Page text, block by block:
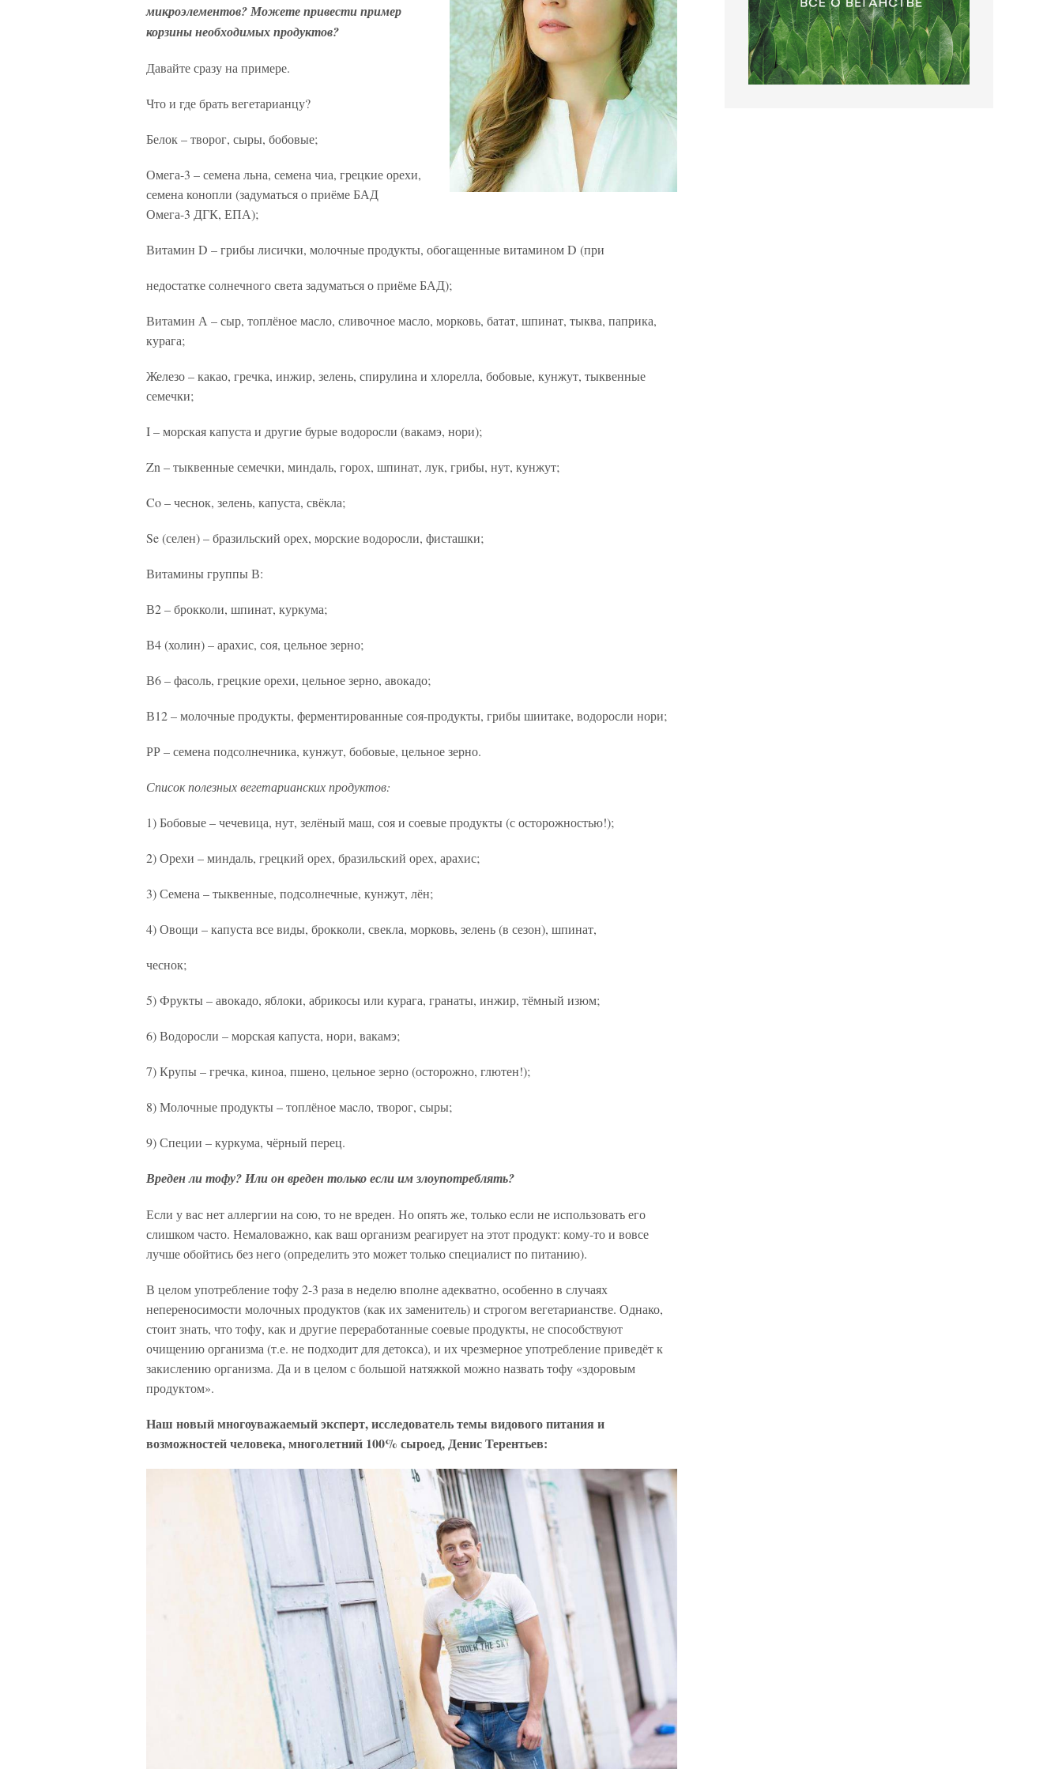
микроэлементов? Можете привести пример
корзины необходимых продуктов?
Давайте сразу на примере.
Что и где брать вегетарианцу?
Белок – творог, сыры, бобовые;
Омега-3 – семена льна, семена чиа, грецкие орехи,
семена конопли (задуматься о приёме БАД
Омега-3 ДГК, ЕПА);
Витамин D – грибы лисички, молочные продукты, обогащенные витамином D (при
недостатке солнечного света задуматься о приёме БАД);
Витамин А – сыр, топлёное масло, сливочное масло, морковь, батат, шпинат, тыква, паприка,
курага;
Железо – какао, гречка, инжир, зелень, спирулина и хлорелла, бобовые, кунжут, тыквенные
семечки;
I – морская капуста и другие бурые водоросли (вакамэ, нори);
Zn – тыквенные семечки, миндаль, горох, шпинат, лук, грибы, нут, кунжут;
Co – чеснок, зелень, капуста, свёкла;
Se (селен) – бразильский орех, морские водоросли, фисташки;
Витамины группы В:
В2 – брокколи, шпинат, куркума;
В4 (холин) – арахис, соя, цельное зерно;
В6 – фасоль, грецкие орехи, цельное зерно, авокадо;
В12 – молочные продукты, ферментированные соя-продукты, грибы шиитаке, водоросли нори;
РР – семена подсолнечника, кунжут, бобовые, цельное зерно.
Список полезных вегетарианских продуктов:
1) Бобовые – чечевица, нут, зелёный маш, соя и соевые продукты (с осторожностью!);
2) Орехи – миндаль, грецкий орех, бразильский орех, арахис;
3) Семена – тыквенные, подсолнечные, кунжут, лён;
4) Овощи – капуста все виды, брокколи, свекла, морковь, зелень (в сезон), шпинат,
чеснок;
5) Фрукты – авокадо, яблоки, абрикосы или курага, гранаты, инжир, тёмный изюм;
6) Водоросли – морская капуста, нори, вакамэ;
7) Крупы – гречка, киноа, пшено, цельное зерно (осторожно, глютен!);
8) Молочные продукты – топлёное маcло, творог, сыры;
9) Специи – куркума, чёрный перец.
Вреден ли тофу? Или он вреден только если им злоупотреблять?
Если у вас нет аллергии на сою, то не вреден. Но опять же, только если не использовать его
слишком часто. Немаловажно, как ваш организм реагирует на этот продукт: кому-то и вовсе
лучше обойтись без него (определить это может только специалист по питанию).
В целом употребление тофу 2-3 раза в неделю вполне адекватно, особенно в случаях
непереносимости молочных продуктов (как их заменитель) и строгом вегетарианстве. Однако,
стоит знать, что тофу, как и другие переработанные соевые продукты, не способствуют
очищению организма (т.е. не подходит для детокса), и их чрезмерное употребление приведёт к
закислению организма. Да и в целом с большой натяжкой можно назвать тофу «здоровым
продуктом».
Наш новый многоуважаемый эксперт, исследователь темы видового питания и
возможностей человека, многолетний 100% сыроед, Денис Терентьев: